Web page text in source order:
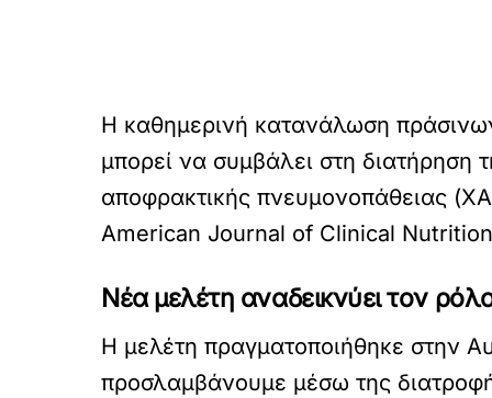
Η καθημερινή κατανάλωση
μπορεί να συμβάλει στη διατήρηση
αποφρακτικής πνευμονοπάθειας
American Journal of Clinical
Νέα μελέτη αναδεικνύει τον
Η μελέτη πραγματοποιήθηκε στην
προσλαμβάνουμε μέσω της